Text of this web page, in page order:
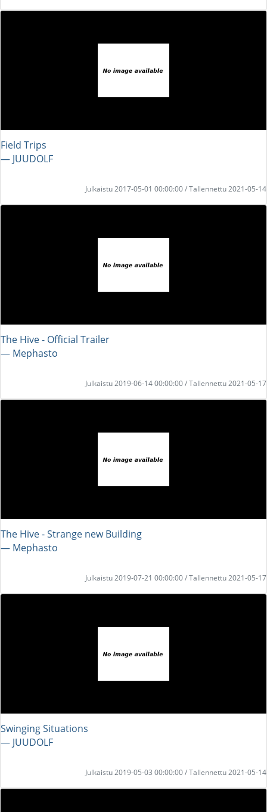
Field Trips
― JUUDOLF
Julkaistu 2017-05-01 00:00:00 / Tallennettu 2021-05-14
The Hive - Official Trailer
― Mephasto
Julkaistu 2019-06-14 00:00:00 / Tallennettu 2021-05-17
The Hive - Strange new Building
― Mephasto
Julkaistu 2019-07-21 00:00:00 / Tallennettu 2021-05-17
Swinging Situations
― JUUDOLF
Julkaistu 2019-05-03 00:00:00 / Tallennettu 2021-05-14